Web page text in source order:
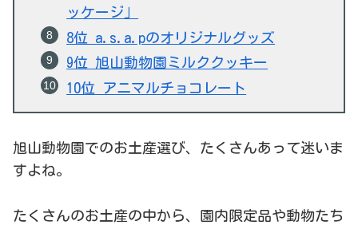
ッケージ」
8位 a.s.a.pのオリジナルグッズ
9位 旭山動物園ミルククッキー
10位 アニマルチョコレート
旭山動物園でのお土産選び、たくさんあって迷いま
すよね。
たくさんのお土産の中から、園内限定品や動物たち